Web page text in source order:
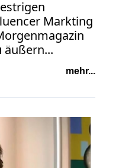
Markting
äußern...
mehr...